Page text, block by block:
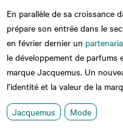
En parallèle de sa croissance
prépare son entrée dans le
en février dernier un
le développement de
marque Jacquemus. Un
l’identité et la valeur de la
Jacquemus Mode